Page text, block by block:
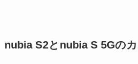
nubia S2とnubia S 5Gの